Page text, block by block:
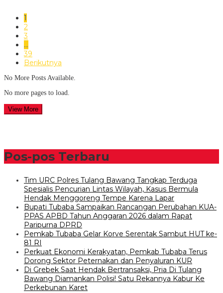
1
2
3
…
39
Berikutnya
No More Posts Available.
No more pages to load.
View More
Pos-pos Terbaru
Tim URC Polres Tulang Bawang Tangkap Terduga
Spesialis Pencurian Lintas Wilayah, Kasus Bermula
Hendak Menggoreng Tempe Karena Lapar
Bupati Tubaba Sampaikan Rancangan Perubahan KUA-
PPAS APBD Tahun Anggaran 2026 dalam Rapat
Paripurna DPRD
Pemkab Tubaba Gelar Korve Serentak Sambut HUT ke-
81 RI
Perkuat Ekonomi Kerakyatan, Pemkab Tubaba Terus
Dorong Sektor Peternakan dan Penyaluran KUR
Di Grebek Saat Hendak Bertransaksi, Pria Di Tulang
Bawang Diamankan Polisi! Satu Rekannya Kabur Ke
Perkebunan Karet